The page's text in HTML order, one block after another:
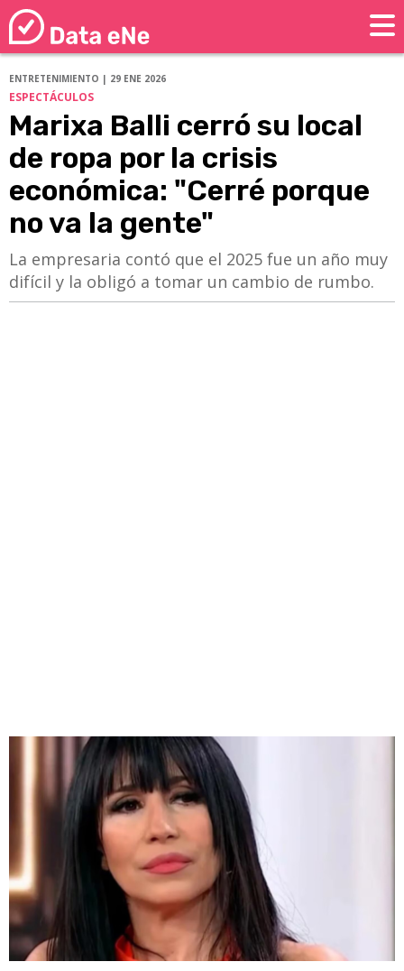
ENTRETENIMIENTO | 29 ENE 2026
ESPECTÁCULOS
Marixa Balli cerró su local
de ropa por la crisis
económica: "Cerré porque
no va la gente"
La empresaria contó que el 2025 fue un año muy
difícil y la obligó a tomar un cambio de rumbo.